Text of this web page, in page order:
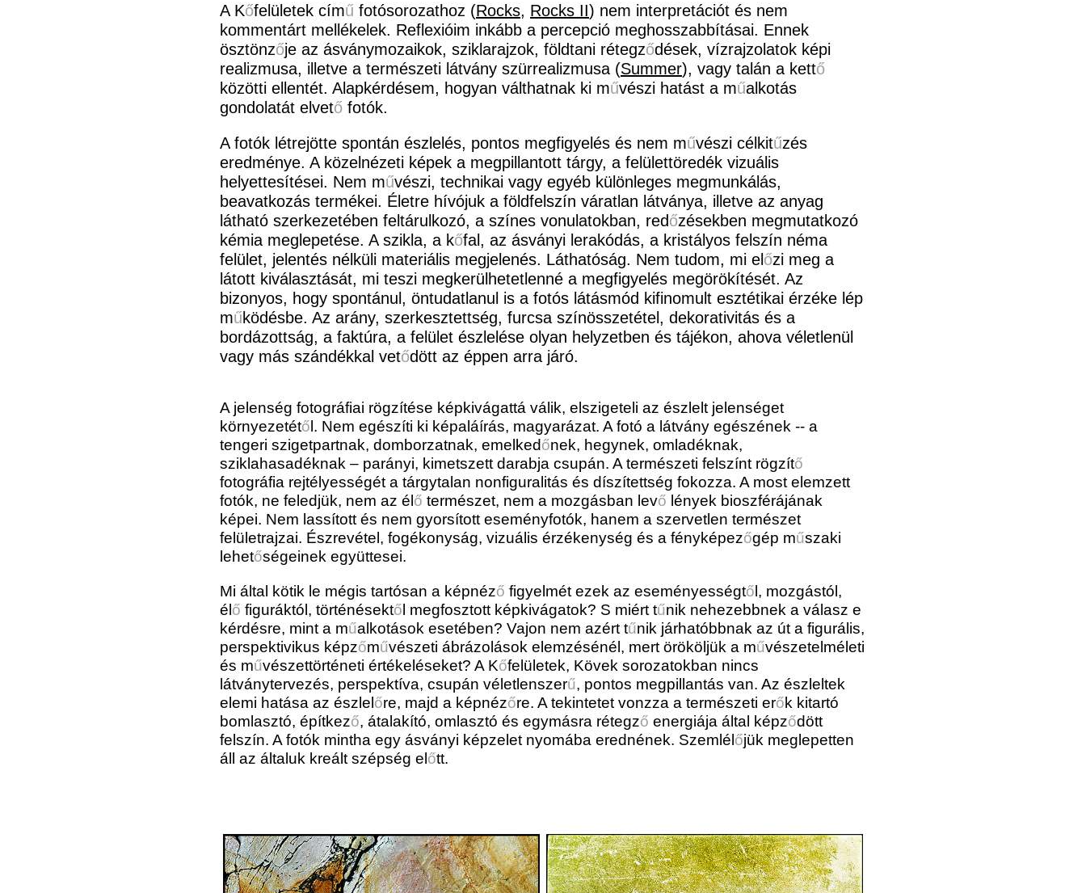
A Kőfelületek című fotósorozathoz (Rocks, Rocks II) nem interpretációt és nem
kommentárt mellékelek. Reflexióim inkább a percepció meghosszabbításai. Ennek
ösztönzője az ásványmozaikok, sziklarajzok, földtani rétegződések, vízrajzolatok képi
realizmusa, illetve a természeti látvány szürrealizmusa (Summer), vagy talán a kettő
közötti ellentét. Alapkérdésem, hogyan válthatnak ki művészi hatást a műalkotás
gondolatát elvető fotók.
A fotók létrejötte spontán észlelés, pontos megfigyelés és nem művészi célkitűzés
eredménye. A közelnézeti képek a megpillantott tárgy, a felülettöredék vizuális
helyettesítései. Nem művészi, technikai vagy egyéb különleges megmunkálás,
beavatkozás termékei. Életre hívójuk a földfelszín váratlan látványa, illetve az anyag
látható szerkezetében feltárulkozó, a színes vonulatokban, redőzésekben megmutatkozó
kémia meglepetése. A szikla, a kőfal, az ásványi lerakódás, a kristályos felszín néma
felület, jelentés nélküli materiális megjelenés. Láthatóság. Nem tudom, mi előzi meg a
látott kiválasztását, mi teszi megkerülhetetlenné a megfigyelés megörökítését. Az
bizonyos, hogy spontánul, öntudatlanul is a fotós látásmód kifinomult esztétikai érzéke lép
működésbe. Az arány, szerkesztettség, furcsa színösszetétel, dekorativitás és a
bordázottság, a faktúra, a felület észlelése olyan helyzetben és tájékon, ahova véletlenül
vagy más szándékkal vetődött az éppen arra járó.
A jelenség fotográfiai rögzítése képkivágattá válik, elszigeteli az észlelt jelenséget
környezetétől. Nem egészíti ki képaláírás, magyarázat. A fotó a látvány egészének -- a
tengeri szigetpartnak, domborzatnak, emelkedőnek, hegynek, omladéknak,
sziklahasadéknak – parányi, kimetszett darabja csupán. A természeti felszínt rögzítő
fotográfia rejtélyességét a tárgytalan nonfiguralitás és díszítettség fokozza. A most elemzett
fotók, ne feledjük, nem az élő természet, nem a mozgásban levő lények bioszférájának
képei. Nem lassított és nem gyorsított eseményfotók, hanem a szervetlen természet
felületrajzai. Észrevétel, fogékonyság, vizuális érzékenység és a fényképezőgép műszaki
lehetőségeinek együttesei.
Mi által kötik le mégis tartósan a képnéző figyelmét ezek az eseményességtől, mozgástól,
élő figuráktól, történésektől megfosztott képkivágatok? S miért tűnik nehezebbnek a válasz e
kérdésre, mint a műalkotások esetében? Vajon nem azért tűnik járhatóbbnak az út a figurális,
perspektivikus képzőművészeti ábrázolások elemzésénél, mert örököljük a művészetelméleti
és művészettörténeti értékeléseket? A Kőfelületek, Kövek sorozatokban nincs
látványtervezés, perspektíva, csupán véletlenszerű, pontos megpillantás van. Az észleltek
elemi hatása az észlelőre, majd a képnézőre. A tekintetet vonzza a természeti erők kitartó
bomlasztó, építkező, átalakító, omlasztó és egymásra rétegző energiája által képződött
felszín. A fotók mintha egy ásványi képzelet nyomába erednének. Szemlélőjük meglepetten
áll az általuk kreált szépség előtt.